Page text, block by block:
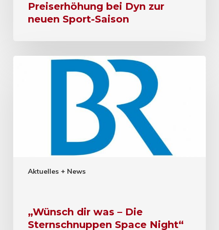
Preiserhöhung bei Dyn zur
neuen Sport-Saison
Aktuelles + News
„Wünsch dir was – Die
Sternschnuppen Space Night“